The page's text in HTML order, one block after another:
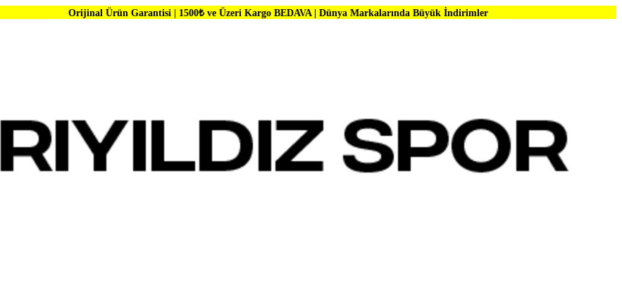
Orijinal Ürün Garantisi | 1500₺ ve Üzeri Kargo BEDAVA | Dünya Markalarında Büyük İndirimler